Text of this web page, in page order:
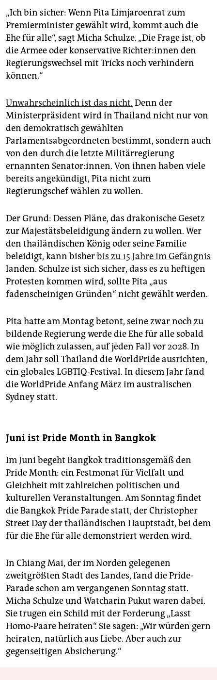
„Ich bin sicher: Wenn Pita Limjaroenrat zum
Premierminister gewählt wird, kommt auch die
Ehe für alle“, sagt Micha Schulze. „Die Frage ist, ob
die Armee oder konservative Rich­te­r:in­nen den
Regierungswechsel mit Tricks noch verhindern
können.“
Unwahrscheinlich ist das nicht. Denn der
Ministerpräsident wird in Thailand nicht nur von
den demokratisch gewählten
Parlamentsabgeordneten bestimmt, sondern auch
von den durch die letzte Militärregierung
ernannten Senator:innen. Von ihnen haben viele
bereits angekündigt, Pita nicht zum
Regierungschef wählen zu wollen.
Der Grund: Dessen Pläne, das drakonische Gesetz
zur Majestätsbeleidigung ändern zu wollen. Wer
den thailändischen König oder seine Familie
beleidigt, kann bisherbis zu 15 Jahre im Gefängnis
landen. Schulze ist sich sicher, dass es zu heftigen
Protesten kommen wird, sollte Pita „aus
fadenscheinigen Gründen“ nicht gewählt werden.
Pita hatte am Montag betont, seine zwar noch zu
bildende Regierung werde die Ehe für alle sobald
wie möglich zulassen, auf jeden Fall vor 2028. In
dem Jahr soll Thailand die WorldPride ausrichten,
ein globales LGBTIQ-Festival. In diesem Jahr fand
die WorldPride Anfang März im australischen
Sydney statt.
Juni ist Pride Month in Bangkok
Im Juni begeht Bangkok traditionsgemäß den
Pride Month: ein Festmonat für Vielfalt und
Gleichheit mit zahlreichen politischen und
kulturellen Veranstaltungen. Am Sonntag findet
die Bangkok Pride Parade statt, der Christopher
Street Day der thailändischen Hauptstadt, bei dem
für die Ehe für alle demons­triert werden wird.
In Chiang Mai, der im Norden gelegenen
zweitgrößten Stadt des Landes, fand die Pride-
Parade schon am vergangenen Sonntag statt.
Micha Schulze und Watcharin Pukut waren dabei.
Sie trugen ein Schild mit der Forderung „Lasst
Homo-Paare heiraten“. Sie sagen: „Wir würden gern
heiraten, natürlich aus Liebe. Aber auch zur
gegenseitigen Absicherung.“